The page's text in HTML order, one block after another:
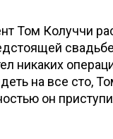
Том Колуччи
никаких
на все сто,
он